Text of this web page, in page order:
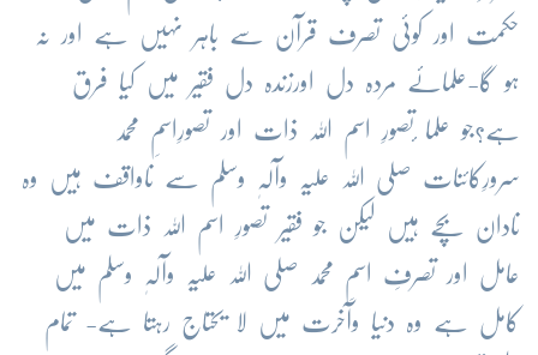
حکمت اور کوئی تصرف قرآن سے باہر نہیں ہے اور نہ
ہو گا-علمائے مردہ دل اورزندہ دل فقیر میں کیا فرق
ہے؟جو علما ٔتصورِ اسم اللہ ذات اور تصورِاسمِ محمد
سرورِکائنات صلی اللہ علیہ وآلہٖ وسلم سے ناواقف ہیں وہ
نادان بچے ہیں لیکن جو فقیر تصورِ اسم اللہ ذات میں
عامل اور تصرفِ اسمِ محمد صلی اللہ علیہ وآلہٖ وسلم میں
کامل ہے وہ دنیا وآخرت میں لا یحتاج رہتا ہے- تمام